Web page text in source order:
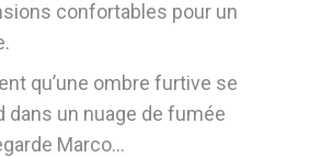
confortables pour un
qu’une ombre furtive se
dans un nuage de fumée
Marco…